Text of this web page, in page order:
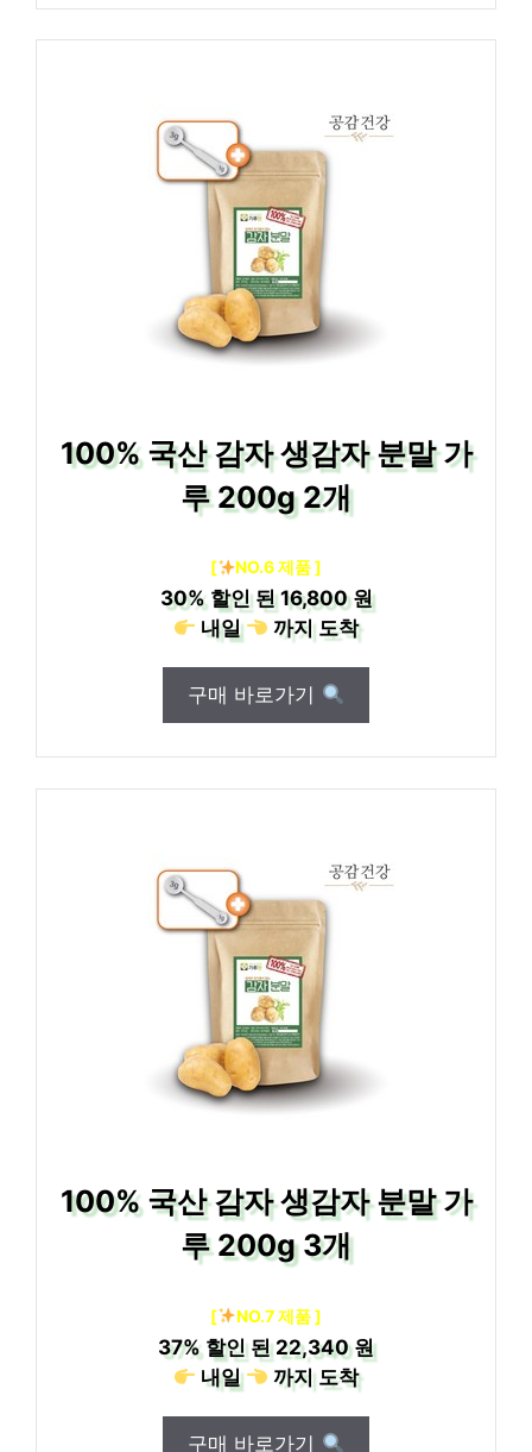
100% 국산 감자 생감자 분말 가
루 200g 2개
[ NO.6 제품 ]
30%할인 된16,800 원
내일
까지도착
구매 바로가기
100% 국산 감자 생감자 분말 가
루 200g 3개
[ NO.7 제품 ]
37% 할인 된22,340 원
내일
까지도착
구매 바로가기